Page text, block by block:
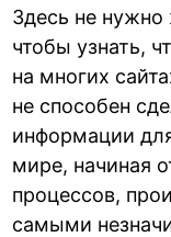
Здесь не нужно
чтобы узнать,
на многих
не способен
информации
мире, начиная
процессов,
самыми